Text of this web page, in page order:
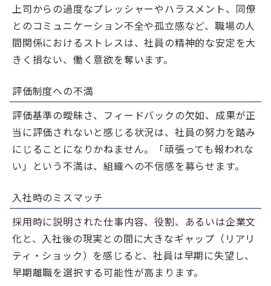
上司からの過度なプレッシャーやハラスメント、同僚
とのコミュニケーション不全や孤立感など、職場の人
間関係におけるストレスは、社員の精神的な安定を大
きく損ない、働く意欲を奪います。
評価制度への不満
評価基準の曖昧さ、フィードバックの欠如、成果が正
当に評価されないと感じる状況は、社員の努力を踏み
にじることになりかねません。「頑張っても報われな
い」という不満は、組織への不信感を募らせます。
入社時のミスマッチ
採用時に説明された仕事内容、役割、あるいは企業文
化と、入社後の現実との間に大きなギャップ（リアリ
ティ・ショック）を感じると、社員は早期に失望し、
早期離職を選択する可能性が高まります。